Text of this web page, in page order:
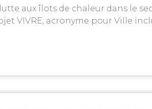
aux îlots de chaleur dans le
VIVRE, acronyme pour Ville